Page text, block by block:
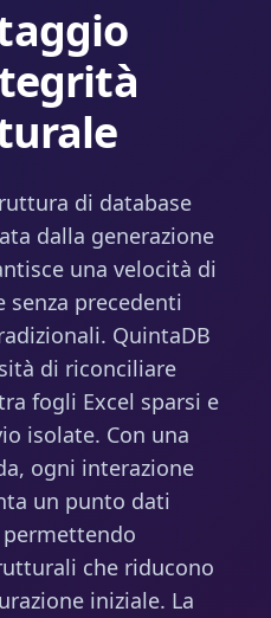
di database
dalla generazione
una velocità di
senza precedenti
QuintaDB
di riconciliare
fogli Excel sparsi e
isolate. Con una
ogni interazione
un punto dati
permettendo
che riducono
iniziale. La